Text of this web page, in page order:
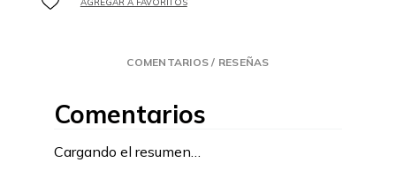
COMENTARIOS / RESEÑAS
Comentarios
Cargando el resumen…